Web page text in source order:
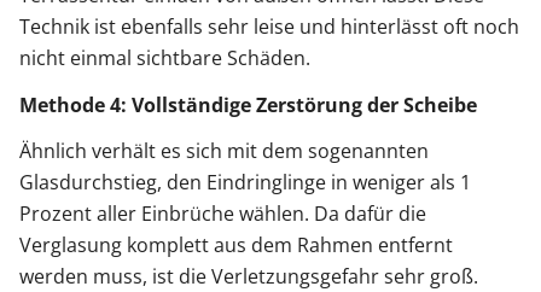
Technik ist ebenfalls sehr leise und hinterlässt oft noch
nicht einmal sichtbare Schäden.
Methode 4: Vollständige Zerstörung der Scheibe
Ähnlich verhält es sich mit dem sogenannten
Glasdurchstieg, den Eindringlinge in weniger als 1
Prozent aller Einbrüche wählen. Da dafür die
Verglasung komplett aus dem Rahmen entfernt
werden muss, ist die Verletzungsgefahr sehr groß.